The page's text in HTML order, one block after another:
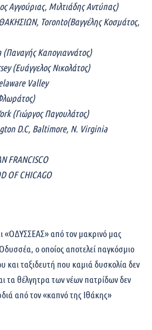
Αγγούριας, Μιλτιάδης Αντύπας)
Toronto(Βαγγέλης Κοσμάτος,
Καπογιαννάτος)
(Ευάγγελος Νικολάτος)
Valley
(Γιώργος Παγουλάτος)
D.C, Baltimore, N. Virginia
FRANCISCO
OF CHICAGO
«ΟΔΥΣΣΕΑΣ» από τον μακρινό μας
ο οποίος αποτελεί παγκόσμιο
και ταξιδευτή που καμιά δυσκολία δεν
τα θέλγητρα των νέων πατρίδων δεν
από τον «καπνό της Ιθάκης»